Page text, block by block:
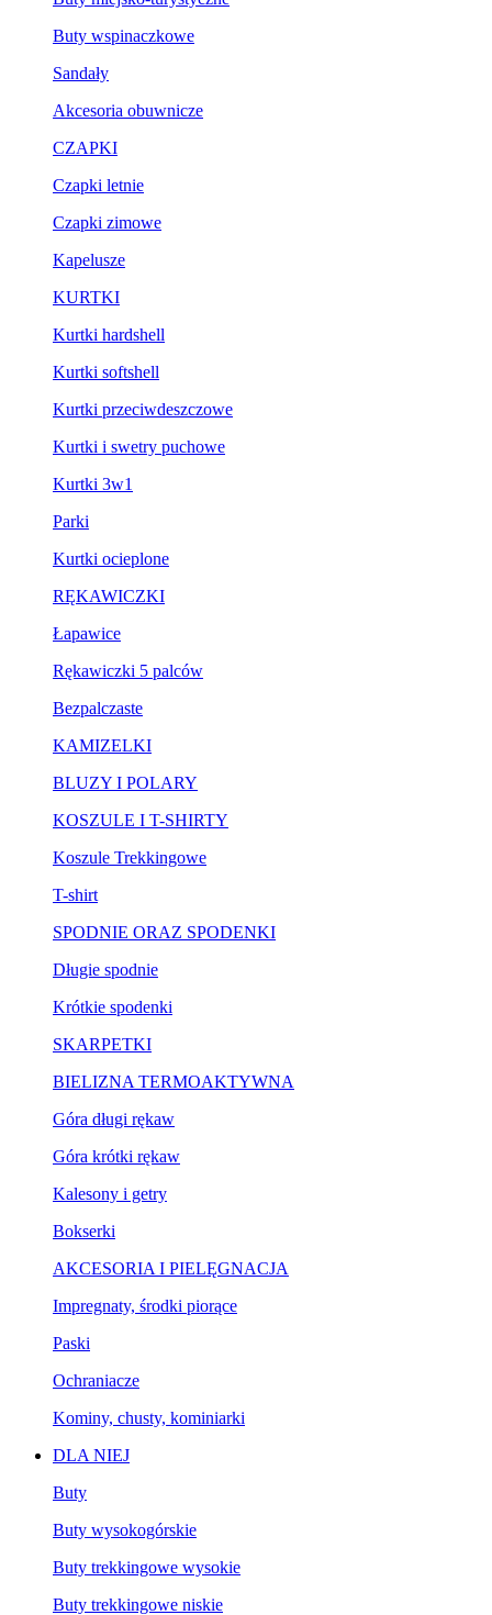
Buty wspinaczkowe
Sandały
Akcesoria obuwnicze
CZAPKI
Czapki letnie
Czapki zimowe
Kapelusze
KURTKI
Kurtki hardshell
Kurtki softshell
Kurtki przeciwdeszczowe
Kurtki i swetry puchowe
Kurtki 3w1
Parki
Kurtki ocieplone
RĘKAWICZKI
Łapawice
Rękawiczki 5 palców
Bezpalczaste
KAMIZELKI
BLUZY I POLARY
KOSZULE I T-SHIRTY
Koszule Trekkingowe
T-shirt
SPODNIE ORAZ SPODENKI
Długie spodnie
Krótkie spodenki
SKARPETKI
BIELIZNA TERMOAKTYWNA
Góra długi rękaw
Góra krótki rękaw
Kalesony i getry
Bokserki
AKCESORIA I PIELĘGNACJA
Impregnaty, środki piorące
Paski
Ochraniacze
Kominy, chusty, kominiarki
DLA NIEJ
Buty
Buty wysokogórskie
Buty trekkingowe wysokie
Buty trekkingowe niskie